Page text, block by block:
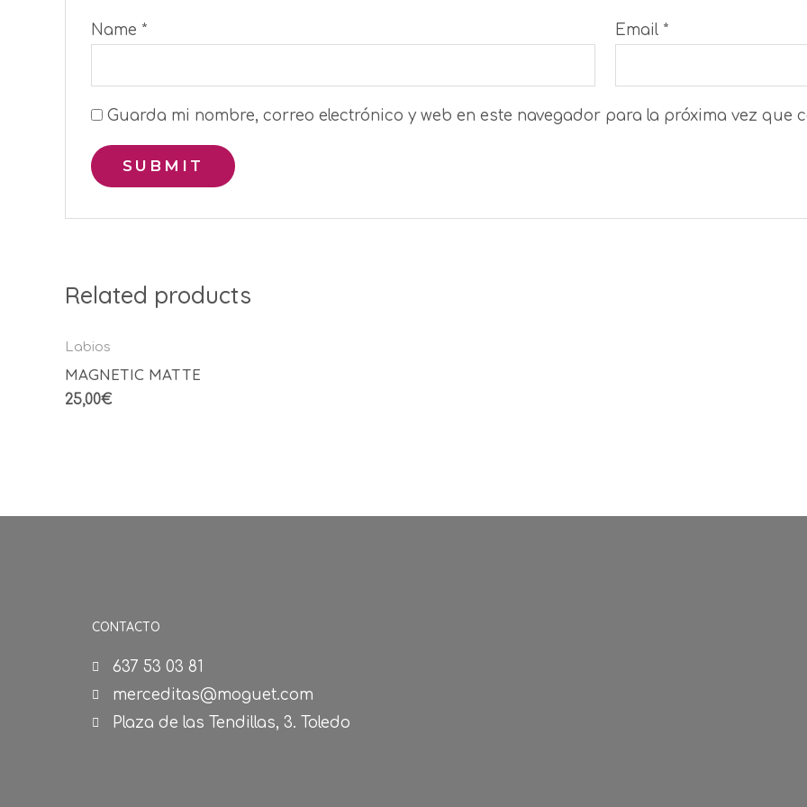
Name * Email *
Guarda mi nombre, correo electrónico y web en este navegador para la próxima vez que
Related products
Labios
MAGNETIC MATTE
25,00€
CONTACTO
637 53 03 81
merceditas@moguet.com
Plaza de las Tendillas, 3. Toledo